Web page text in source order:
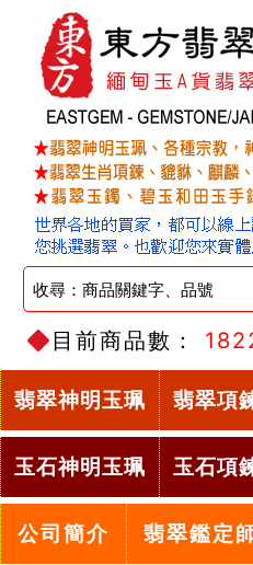
目前商品數：
翡翠神明玉珮 翡翠項
玉石神明玉珮 玉石項
公司簡介 翡翠鑑定